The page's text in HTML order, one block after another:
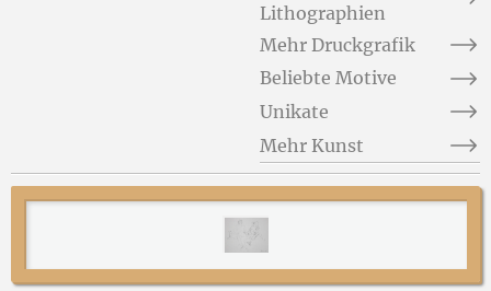
Lithographien
Mehr Druckgrafik
Beliebte Motive
Unikate
Mehr Kunst